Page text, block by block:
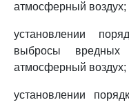
атмосферный воздух;
установлении
выбросы вредных
атмосферный воздух;
установлении